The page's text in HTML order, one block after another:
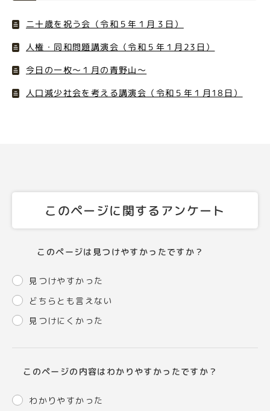
二十歳を祝う会（令和５年１月３日）
人権・同和問題講演会（令和５年１月23日）
今日の一枚～１月の青野山～
人口減少社会を考える講演会（令和５年１月18日）
このページに関するアンケート
このページは見つけやすかったですか？
見つけやすかった
どちらとも言えない
見つけにくかった
このページの内容はわかりやすかったですか？
わかりやすかった